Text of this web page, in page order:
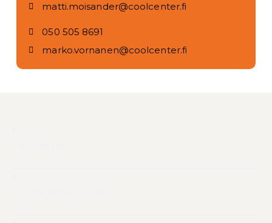
matti.moisander@coolcenter.fi
050 505 8691
marko.vornanen@coolcenter.fi